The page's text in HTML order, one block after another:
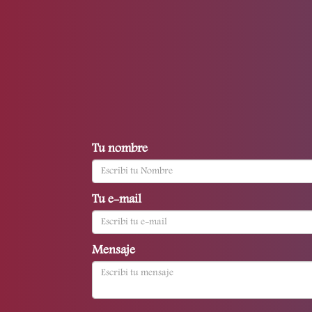
Tu nombre
Tu e-mail
Mensaje